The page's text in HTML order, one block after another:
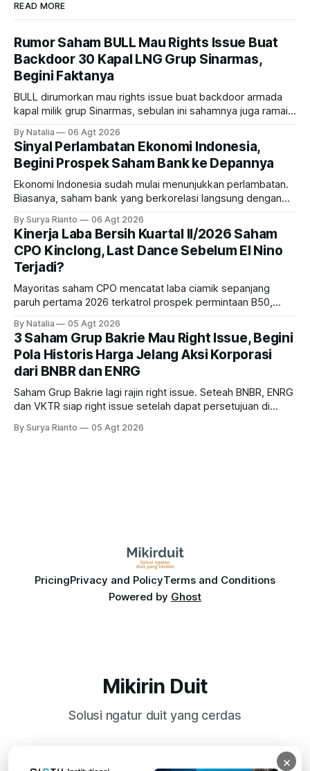
READ MORE
Rumor Saham BULL Mau Rights Issue Buat
Backdoor 30 Kapal LNG Grup Sinarmas,
Begini Faktanya
BULL dirumorkan mau rights issue buat backdoor armada
kapal milik grup Sinarmas, sebulan ini sahamnya juga ramai
masih menarik dilirik?
By Natalia 06 Agt 2026
Sinyal Perlambatan Ekonomi Indonesia,
Begini Prospek Saham Bank ke Depannya
Ekonomi Indonesia sudah mulai menunjukkan perlambatan.
Biasanya, saham bank yang berkorelasi langsung dengan
bank ke depannya?
By Surya Rianto 06 Agt 2026
Kinerja Laba Bersih Kuartal II/2026 Saham
CPO Kinclong, Last Dance Sebelum El Nino
Terjadi?
Mayoritas saham CPO mencatat laba ciamik sepanjang
paruh pertama 2026 terkatrol prospek permintaan B50,
diprediksi semakin terlihat mendekati 2027. Kira-kira gimana
prospeknya? apakah masih menarik dilirik sektor ini?
By Natalia 05 Agt 2026
3 Saham Grup Bakrie Mau Right Issue, Begini
Pola Historis Harga Jelang Aksi Korporasi
dari BNBR dan ENRG
Saham Grup Bakrie lagi rajin right issue. Seteah BNBR, ENRG
dan VKTR siap right issue setelah dapat persetujuan di
pola saham Grup Bakrie jelang right issue
By Surya Rianto 05 Agt 2026
PricingPrivacy and PolicyTerms and Conditions
Powered by Ghost
Mikirin Duit
Solusi ngatur duit yang cerdas
×